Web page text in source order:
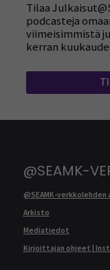
Tilaa
podcasteja
viimeisimmistä
kerran
@SEAMK-
@SEAMK-
Arkisto
Mediatiedot
Kirjoittajan ohjeet |